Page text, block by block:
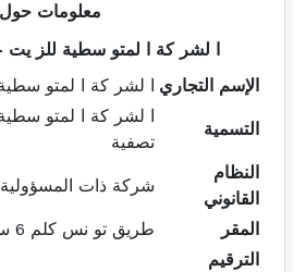
معلومات حول
ا لشر كة ا لمتو سطية للز
الإسم التجاري
ا لشر كة ا لمتو
التسمية
ا لشر كة ا لمتو
تصفية
النظام
القانوني
شركة ذات المسؤولية
المقر
طريق تو نس كلم 6 ساقية الزيت صفا قس
الترقيم